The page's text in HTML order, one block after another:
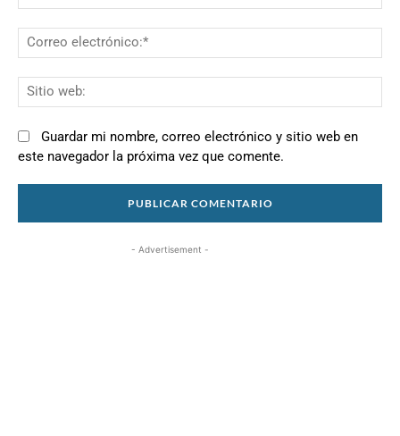
Guardar mi nombre, correo electrónico y sitio web en
este navegador la próxima vez que comente.
- Advertisement -